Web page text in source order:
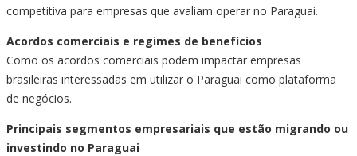
competitiva para empresas que avaliam operar no Paraguai.
Acordos comerciais e regimes de benefícios
Como os acordos comerciais podem impactar empresas
brasileiras interessadas em utilizar o Paraguai como plataforma
de negócios.
Principais segmentos empresariais que estão migrando ou
investindo no Paraguai